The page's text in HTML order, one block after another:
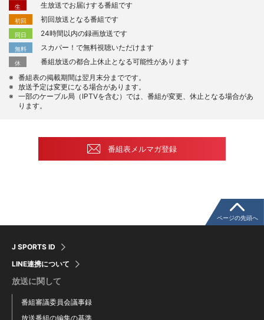
生 生放送でお届けする番組です
初回 初回放送となる番組です
同日 24時間以内の録画放送です
無料 スカパー！で無料視聴いただけます
休
番組放送の都合上休止となる可能性があります
番組表の掲載期間は翌月末分までです。
放送予定は変更になる場合があります。
一部のケーブル局（IPTVを含む）では、番組が変更、休止となる場合があ
ります。
番組表メルマガ登録
J SPORTS ID
LINE連携について
放送に関して
番組審議委員会議事録
放送番組の編集の基準
ページの先頭へ